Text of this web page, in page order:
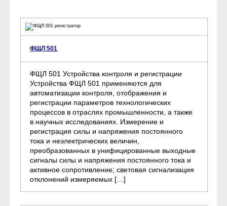
ФЩЛ 501
ФЩЛ 501 Устройства контроля и регистрации
Устройства ФЩЛ 501 применяются для
автоматизации контроля, отображения и
регистрации параметров технологических
процессов в отраслях промышленности, а также
в научных исследованиях. Измерение и
регистрация силы и напряжения постоянного
тока и неэлектрических величин,
преобразованных в унифицированные выходные
сигналы силы и напряжения постоянного тока и
активное сопротивление; световая сигнализация
отклонений измеряемых […]